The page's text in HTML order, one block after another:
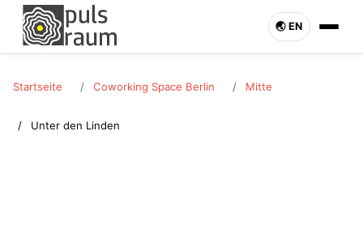
🌏︎ EN
Startseite Coworking Space Berlin Mitte
Unter den Linden